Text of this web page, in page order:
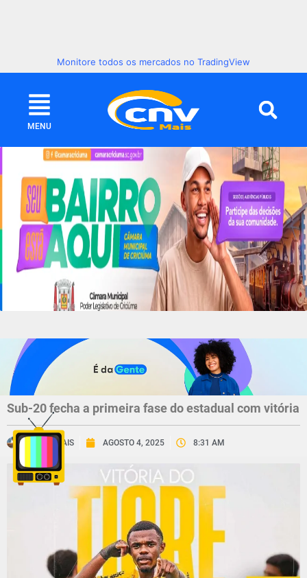
Monitore todos os mercados no TradingView
MENU
Sub-20 fecha a primeira fase do estadual com vitória
CNV MAIS AGOSTO 4, 2025 8:31 AM